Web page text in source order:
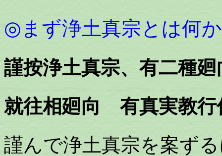
◎まず浄土真宗とは何
謹按浄土真宗、有二種
就往相廻向 有真実教行
謹んで浄土真宗を案ず